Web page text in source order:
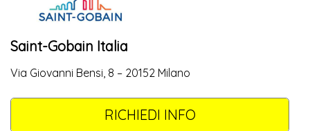
Saint-Gobain Italia
Via Giovanni Bensi, 8 – 20152 Milano
RICHIEDI INFO